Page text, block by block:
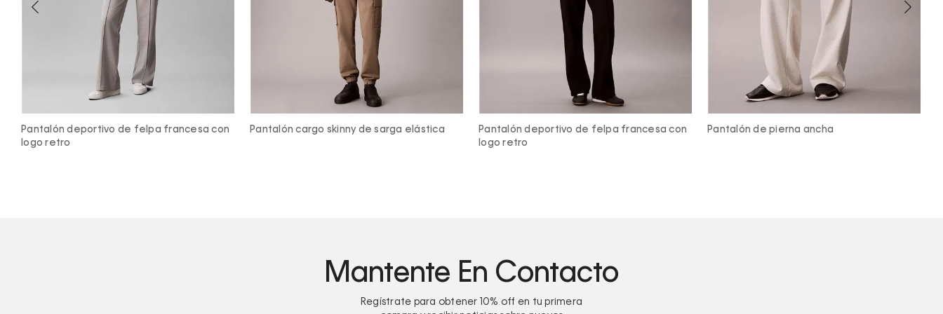
Pantalón cargo skinny de sarga elástica
Pantalón deportivo de felpa francesa con
Pantalón de pierna ancha Pantalón casual de nailon
Mantente En Contacto
Regístrate para obtener 10% off en tu primera